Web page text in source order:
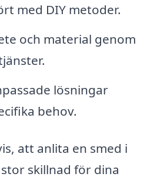
med DIY metoder.
och material genom
lösningar
behov.
att anlita en smed i
skillnad för dina